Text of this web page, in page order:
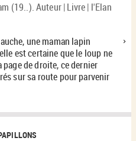
(19..). Auteur | Livre | l'Elan
une maman lapin
est certaine que le loup ne
de droite, ce dernier
sur sa route pour parvenir